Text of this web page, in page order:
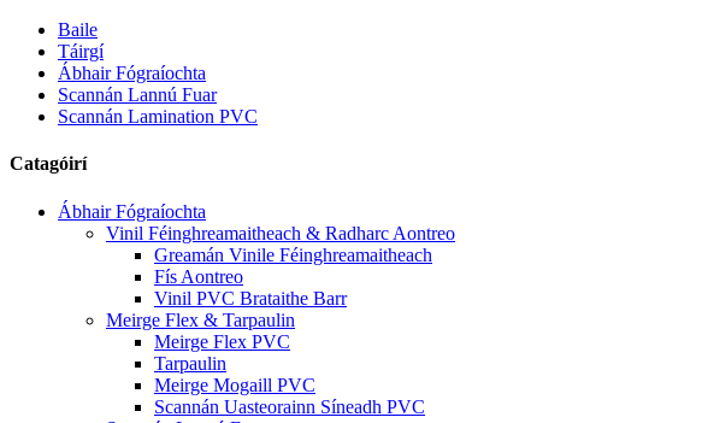
Baile
Táirgí
Ábhair Fógraíochta
Scannán Lannú Fuar
Scannán Lamination PVC
Catagóirí
Ábhair Fógraíochta
Vinil Féinghreamaitheach & Radharc Aontreo
Greamán Vinile Féinghreamaitheach
Fís Aontreo
Vinil PVC Brataithe Barr
Meirge Flex & Tarpaulin
Meirge Flex PVC
Tarpaulin
Meirge Mogaill PVC
Scannán Uasteorainn Síneadh PVC